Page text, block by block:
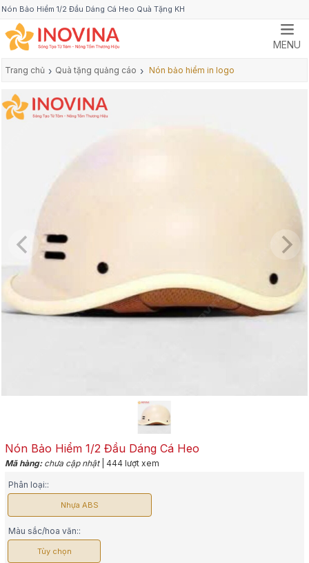
Nón Bảo Hiểm 1/2 Đầu Dáng Cá Heo Quà Tặng KH
MENU
Trang chủ › Quà tặng quảng cáo › Nón bảo hiểm in logo
Nón Bảo Hiểm 1/2 Đầu Dáng Cá Heo
Mã hàng:chưa cập nhật| 444 lượt xem
Phân loại::
Nhựa ABS
Màu sắc/hoa văn::
Tùy chọn